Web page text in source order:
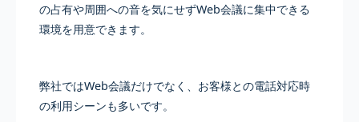
の占有や周囲への音を気にせずWeb会議に集中できる
環境を用意できます。
弊社ではWeb会議だけでなく、お客様との電話対応時
の利用シーンも多いです。